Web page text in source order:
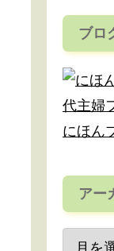
ブロ
にほん
アー